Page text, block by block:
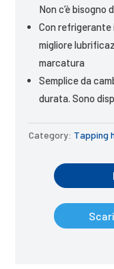
Non c’è bisogno
Con refrigerante
migliore
marcatura
Semplice da
durata. Sono
Category: Tapping